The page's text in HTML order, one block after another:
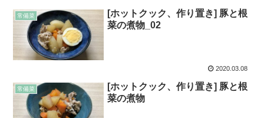
常備菜
[ホットクック、作り置き] 豚と根
菜の煮物_02
2020.03.08
常備菜
[ホットクック、作り置き] 豚と根
菜の煮物